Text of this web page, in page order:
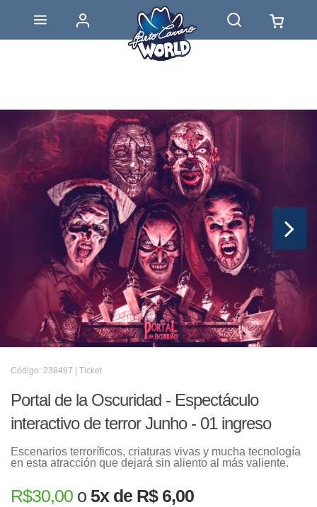
Código: 238497 | Ticket
Portal de la Oscuridad - Espectáculo
interactivo de terror Junho - 01 ingreso
Escenarios terroríficos, criaturas vivas y mucha tecnología
en esta atracción que dejará sin aliento al más valiente.
R$30,00 o 5x de R$ 6,00